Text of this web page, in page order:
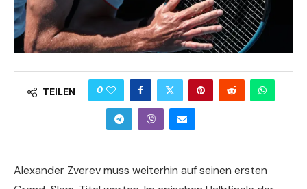
TEILEN 0
Alexander Zverev muss weiterhin auf seinen ersten